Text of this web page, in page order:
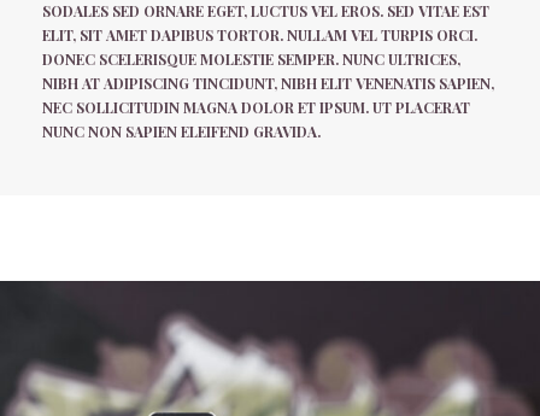
SODALES SED ORNARE EGET, LUCTUS VEL EROS. SED VITAE EST
ELIT, SIT AMET DAPIBUS TORTOR. NULLAM VEL TURPIS ORCI.
DONEC SCELERISQUE MOLESTIE SEMPER. NUNC ULTRICES,
NIBH AT ADIPISCING TINCIDUNT, NIBH ELIT VENENATIS SAPIEN,
NEC SOLLICITUDIN MAGNA DOLOR ET IPSUM. UT PLACERAT
NUNC NON SAPIEN ELEIFEND GRAVIDA.